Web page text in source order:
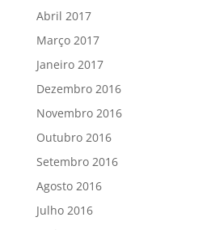
Abril 2017
Março 2017
Janeiro 2017
Dezembro 2016
Novembro 2016
Outubro 2016
Setembro 2016
Agosto 2016
Julho 2016